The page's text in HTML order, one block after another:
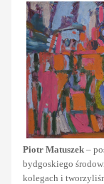
Piotr Matuszek –
bydgoskiego
kolegach i